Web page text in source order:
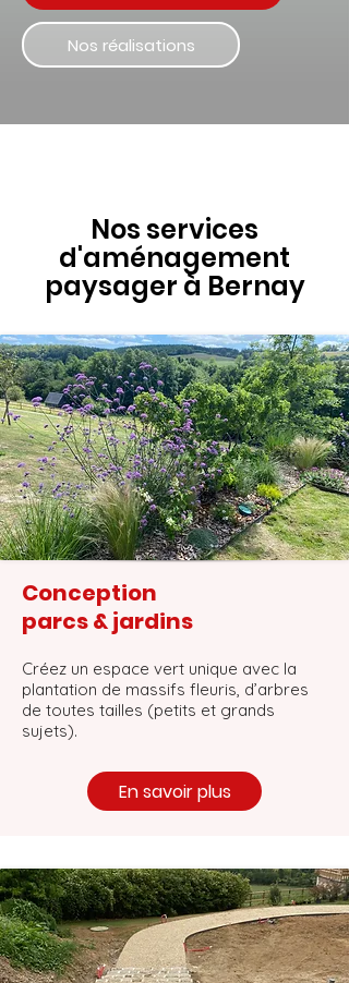
Nos réalisations
Nos services
d'aménagement
paysager à Bernay
Conception
parcs & jardins
Créez un espace vert unique avec la
plantation de massifs fleuris, d’arbres
de toutes tailles (petits et grands
sujets).
En savoir plus